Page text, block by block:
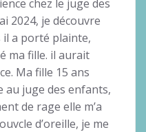
chez le juge des
2024, je découvre
a porté plainte,
ma fille. il aurait
Ma fille 15 ans
au juge des enfants,
de rage elle m’a
d’oreille, je me